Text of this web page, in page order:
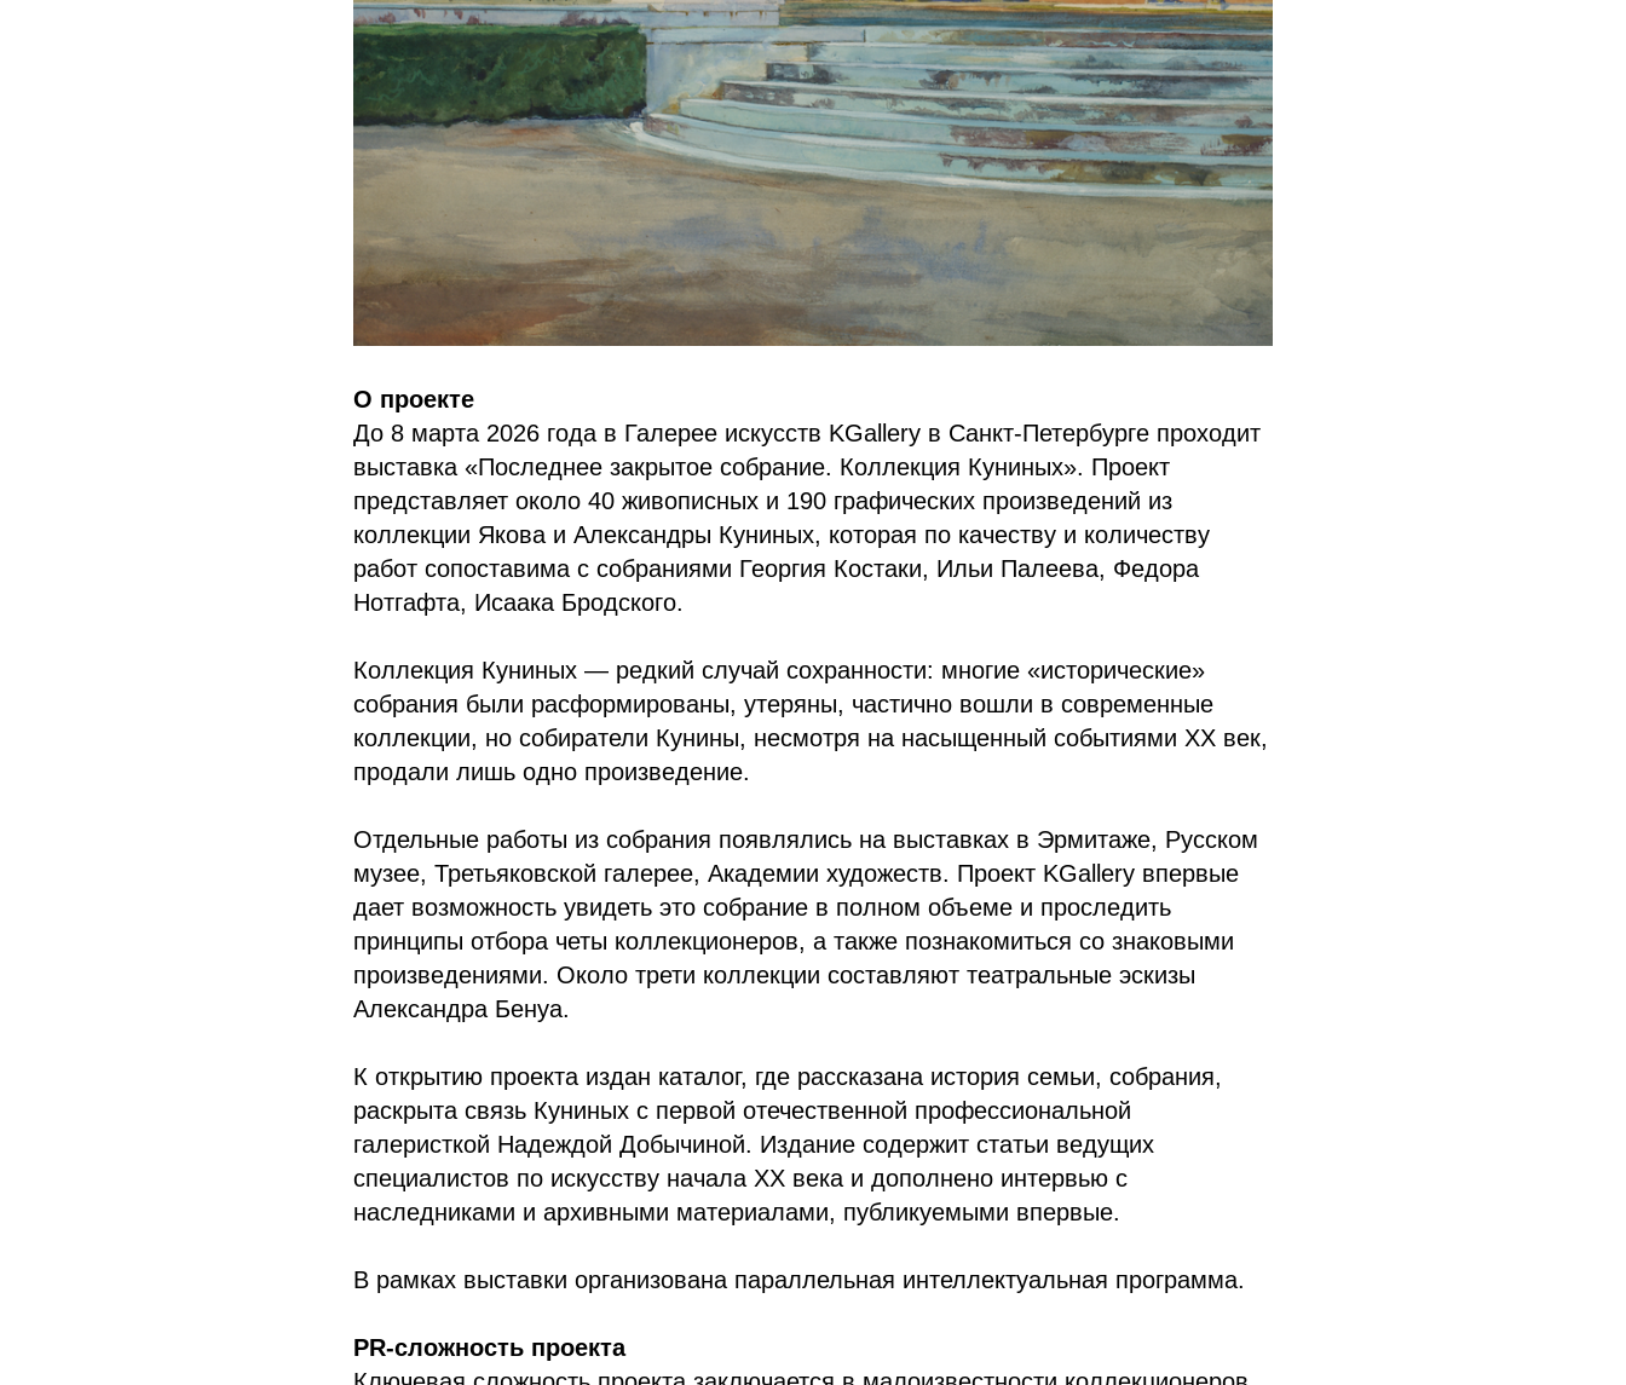
О проекте
До 8 марта 2026 года в Галерее искусств KGallery в Санкт-Петербурге проходит
выставка «Последнее закрытое собрание. Коллекция Куниных». Проект
представляет около 40 живописных и 190 графических произведений из
коллекции Якова и Александры Куниных, которая по качеству и количеству
работ сопоставима с собраниями Георгия Костаки, Ильи Палеева, Федора
Нотгафта, Исаака Бродского.
Коллекция Куниных — редкий случай сохранности: многие «исторические»
собрания были расформированы, утеряны, частично вошли в современные
коллекции, но собиратели Кунины, несмотря на насыщенный событиями ХХ век,
продали лишь одно произведение.
Отдельные работы из собрания появлялись на выставках в Эрмитаже, Русском
музее, Третьяковской галерее, Академии художеств. Проект KGallery впервые
дает возможность увидеть это собрание в полном объеме и проследить
принципы отбора четы коллекционеров, а также познакомиться со знаковыми
произведениями. Около трети коллекции составляют театральные эскизы
Александра Бенуа.
К открытию проекта издан каталог, где рассказана история семьи, собрания,
раскрыта связь Куниных с первой отечественной профессиональной
галеристкой Надеждой Добычиной. Издание содержит статьи ведущих
специалистов по искусству начала ХХ века и дополнено интервью с
наследниками и архивными материалами, публикуемыми впервые.
В рамках выставки организована параллельная интеллектуальная программа.
PR-сложность проекта